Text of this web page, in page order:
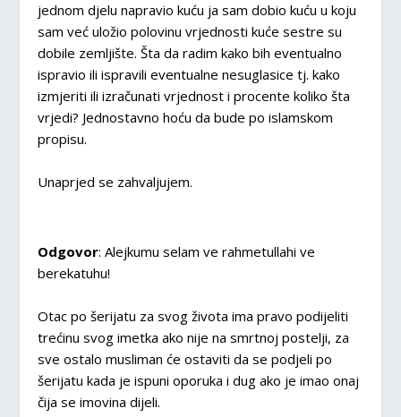
jednom djelu napravio kuću ja sam dobio kuću u koju
sam već uložio polovinu vrjednosti kuće sestre su
dobile zemljište. Šta da radim kako bih eventualno
ispravio ili ispravili eventualne nesuglasice tj. kako
izmjeriti ili izračunati vrjednost i procente koliko šta
vrjedi? Jednostavno hoću da bude po islamskom
propisu.
Unaprjed se zahvaljujem.
Odgovor: Alejkumu selam ve rahmetullahi ve
berekatuhu!
Otac po šerijatu za svog života ima pravo podijeliti
trećinu svog imetka ako nije na smrtnoj postelji, za
sve ostalo musliman će ostaviti da se podjeli po
šerijatu kada je ispuni oporuka i dug ako je imao onaj
čija se imovina dijeli.